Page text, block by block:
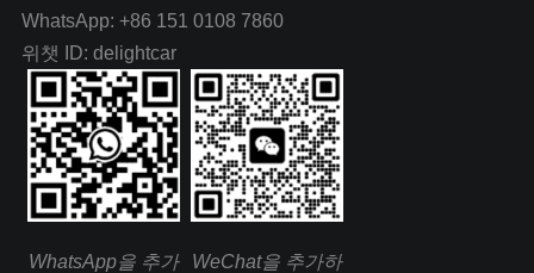
WhatsApp: +86 151 0108 7860
위챗 ID: delightcar
WhatsApp을 추가
WeChat을 추가하